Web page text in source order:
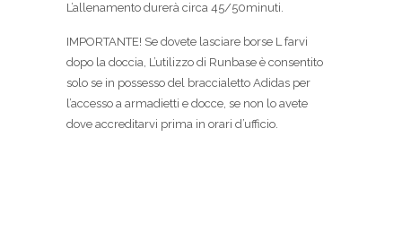
L’allenamento durerà circa 45/50minuti.
IMPORTANTE! Se dovete lasciare borse L farvi
dopo la doccia, L’utilizzo di Runbase è consentito
solo se in possesso del braccialetto Adidas per
l’accesso a armadietti e docce, se non lo avete
dove accreditarvi prima in orari d’ufficio.